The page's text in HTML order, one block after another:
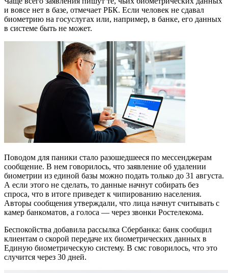
и вовсе нет в базе, отмечает РБК. Если человек не сдавал
биометрию на госуслугах или, например, в банке, его данных
в системе быть не может.
Поводом для паники стало разошедшееся по мессенджерам
сообщение. В нем говорилось, что заявление об удалении
биометрии из единой базы можно подать только до 31 августа.
А если этого не сделать, то данные начнут собирать без
спроса, что в итоге приведет к чипированию населения.
Авторы сообщения утверждали, что лица начнут считывать с
камер банкоматов, а голоса — через звонки Ростелекома.
Беспокойства добавила рассылка Сбербанка: банк сообщил
клиентам о скорой передаче их биометрических данных в
Единую биометрическую систему. В смс говорилось, что это
случится через 30 дней.